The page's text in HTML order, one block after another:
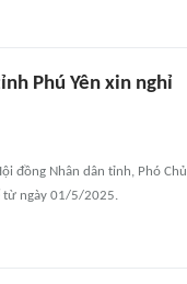
Phú Yên xin nghỉ
đồng Nhân dân tỉnh, Phó Chủ
từ ngày 01/5/2025.